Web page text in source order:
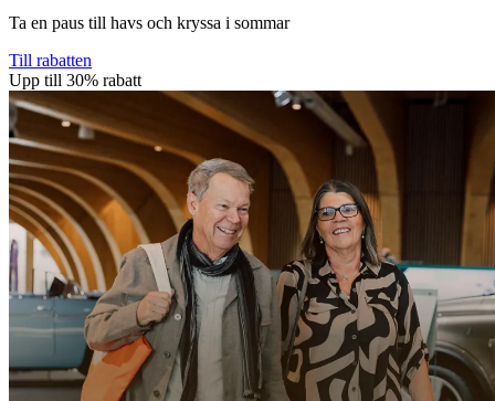
Ta en paus till havs och kryssa i sommar
Till rabatten
Upp till 30% rabatt